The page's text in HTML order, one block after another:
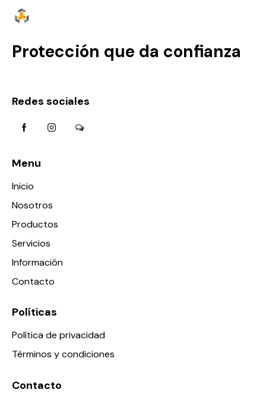
Protección que da confianza
Redes sociales
Menu
Inicio
Nosotros
Productos
Servicios
Información
Contacto
Políticas
Política de privacidad
Términos y condiciones
Contacto